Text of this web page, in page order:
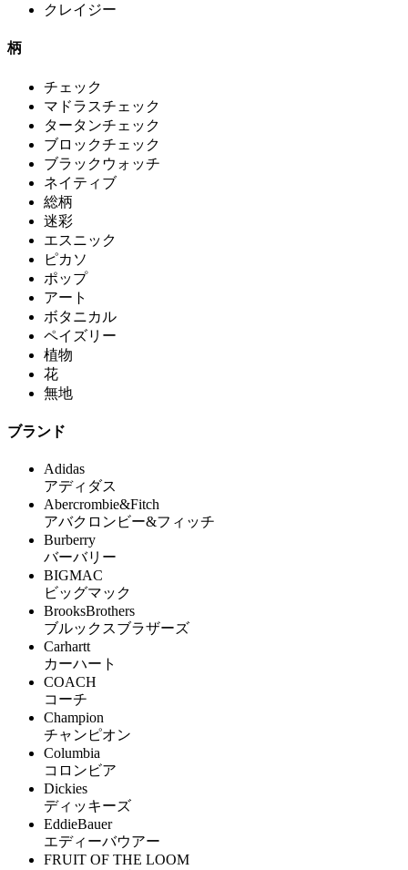
クレイジー
柄
チェック
マドラスチェック
タータンチェック
ブロックチェック
ブラックウォッチ
ネイティブ
総柄
迷彩
エスニック
ピカソ
ポップ
アート
ボタニカル
ペイズリー
植物
花
無地
ブランド
Adidas
アディダス
Abercrombie&Fitch
アバクロンビー&フィッチ
Burberry
バーバリー
BIGMAC
ビッグマック
BrooksBrothers
ブルックスブラザーズ
Carhartt
カーハート
COACH
コーチ
Champion
チャンピオン
Columbia
コロンビア
Dickies
ディッキーズ
EddieBauer
エディーバウアー
FRUIT OF THE LOOM